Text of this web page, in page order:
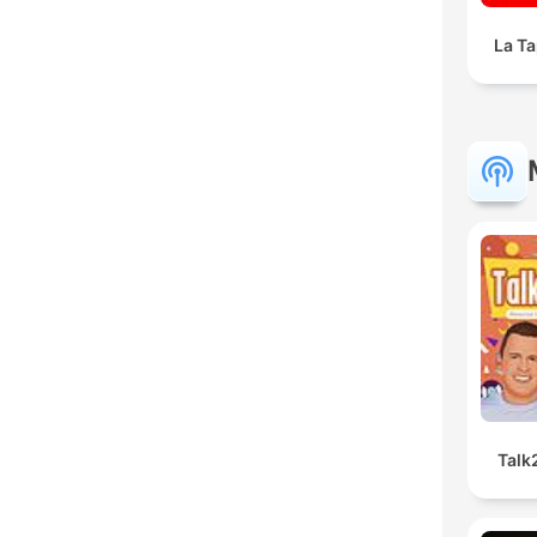
La